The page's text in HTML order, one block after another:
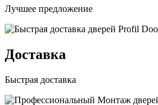
Лучшее предложение
Доставка
Быстрая доставка